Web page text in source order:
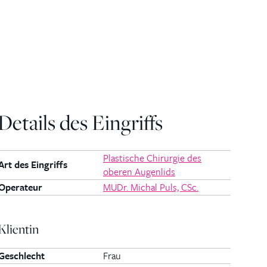
des Eingriffs
des Eingriffs
Plastische Chirurgie des
oberen Augenlids
MUDr. Michal Puls, CSc.
Frau